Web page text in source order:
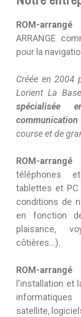
ROM-arrangé
ARRANGE
pour la
Créée en 2004
Lorient La
spécialisée
course et de
ROM-arrangé
téléphones
tablettes et
conditions de
en fonction
plaisance,
côtières…).
ROM-arrangé
l'installation et
satellite,